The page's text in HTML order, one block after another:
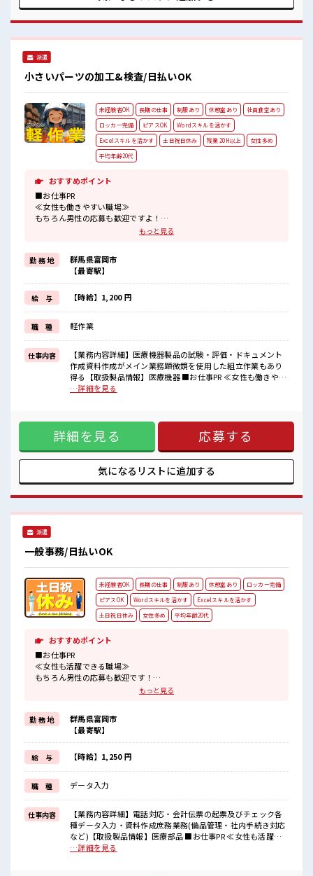
イチからスキルUP・ステップUP目指していきましょう！ ■
場です！ もちろん男性の応募もOKですよ！ 明るすぎたり奇
抜過ぎなければヘアカラーOK！
派遣
小さいパーツの加工&検査/日払いOK
未経験者OK 長期の仕事 制服あり 休憩室あり
社員食堂あり
ロッカー完備
ピアスOK
Wordスキルを活かす
Excelスキルを活かす
土日祝日休み 残業 20H以上
女性多め
平均年齢20代
おすすめポイント
■お仕事PR
≪女性も働きやすい職場≫
もちろん男性の応募も歓迎ですよ！
残業は月20時間以上あります♪
≪週休2日制≫
週末は家族や友人と一緒にプライベート満喫！
≪動きやすい制服アリ≫
制服があるので、
毎日の服装の悩み解消♪
≪未経験の方も大カンゲイ≫
新しいことにチャレンジするのは不安だけど、
しっかり働く環境が整っています！
イチからスキルUP・ステップUP目指していきましょう！
■職場の雰囲気
女性が多い職場ですが男女は問いません！
休憩室で楽しくランチ♪
時間があれば昼寝もしちゃおう！
もっと見る
勤 務 地
群馬県富岡市
【最寄駅】
給 与 【時給】1,200 円
職 種 軽作業
仕事内容
【業務内容詳細】医療機器製品の試験・評価・ドキュメント
作成資料作成がメイン業務顕微鏡を使用した組立作業もあり
得る【取扱製品情報】医療機器 ■お仕事PR ≪女性も働きやす
い職場≫ もちろん男性の応募も歓迎ですよ！ ≪残業で稼げる
ート満喫！ ≪動きやすい制服アリ≫ 制服があるので、 毎日の
服装の悩み解消♪ ≪未経験の方も大カンゲイ≫ 新しいことに
チャレンジするのは不安だけど、 しっかり働く環境が整って
います！ イチからスキルUP・ステップUP目指していきまし
ん！ 応募お待ちしております！ ≪20代の方が多数活躍中の職
う！
…詳細を見る
詳細を見る 応募する
気になるリストに追加する
派遣
一般事務/日払いOK
未経験者OK 長期の仕事 制服あり 休憩室あり
ロッカー完備
ピアスOK
Wordスキルを活かす
Excelスキルを活かす
土日祝日休み
女性多め 平均年齢20代
おすすめポイント
■お仕事PR
≪女性も活躍できる職場≫
もちろん男性の応募も歓迎です！
制服があると毎日の服選びに悩まずOK♪
≪初めての仕事だけど自分にもできそう≫
新しいことにチャレンジするのは不安だけど、
しっかり働く環境が整っています！
イチからスキルUP・ステップUP目指していきましょう！
≪収入アップを目指せる≫
高時給だらけの派遣のお仕事です！
■職場の雰囲気
女性も活躍しやすい雰囲気の職場です！
20代活躍中のフレッシュな職場です☆
休憩室で楽しくおしゃべり！
ストレス解消☆
もっと見る
勤 務 地
群馬県富岡市
【最寄駅】
給 与 【時給】1,250 円
職 種 データ入力
仕事内容
【業務内容詳細】電話対応・会計伝票の起票及びチェック各
種データ入力・資料作成庶務業務(備品管理・社内手続き対応
など)【取扱製品情報】医療部品 ■お仕事PR ≪女性も活躍で
きる職場≫ もちろん男性の応募も歓迎です！ ≪完全週休二日
…詳細を見る